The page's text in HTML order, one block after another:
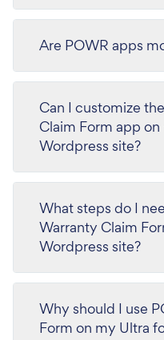
Are POWR apps
Can I customize
Claim Form app
Wordpress site?
What steps do I
Warranty Claim
Wordpress site?
Why should I use
Form on my Ultra